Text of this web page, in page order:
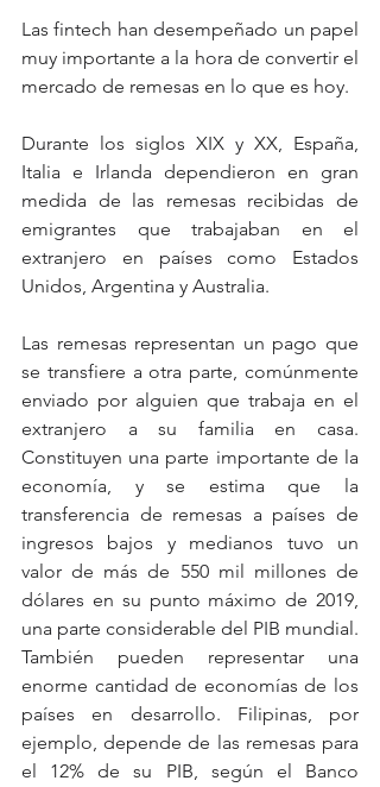
Las fintech han desempeñado un papel
muy importante a la hora de convertir el
mercado de remesas en lo que es hoy.
Durante los siglos XIX y XX, España,
Italia e Irlanda dependieron en gran
medida de las remesas recibidas de
emigrantes que trabajaban en el
extranjero en países como Estados
Unidos, Argentina y Australia.
Las remesas representan un pago que
se transfiere a otra parte, comúnmente
enviado por alguien que trabaja en el
extranjero a su familia en casa.
Constituyen una parte importante de la
economía, y se estima que la
transferencia de remesas a países de
ingresos bajos y medianos tuvo un
valor de más de 550 mil millones de
dólares en su punto máximo de 2019,
una parte considerable del PIB mundial.
También pueden representar una
enorme cantidad de economías de los
países en desarrollo. Filipinas, por
ejemplo, depende de las remesas para
el 12% de su PIB, según el Banco